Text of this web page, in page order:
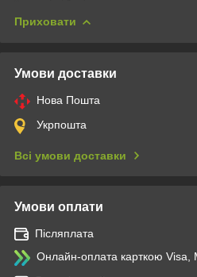
Приховати
Умови доставки
Нова Пошта
Укрпошта
Всі умови доставки
Умови оплати
Післяплата
Онлайн-оплата карткою Visa,